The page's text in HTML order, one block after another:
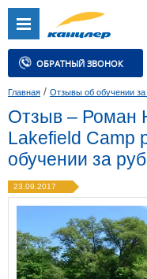
ОБРАТНЫЙ ЗВОНОК
Главная / Отзывы об обучении
Отзыв – Роман
Lakefield Camp
обучении за
23.09.2017